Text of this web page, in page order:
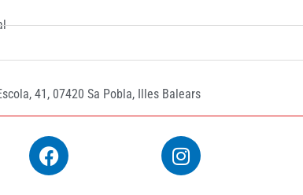
41, 07420 Sa Pobla, Illes Balears